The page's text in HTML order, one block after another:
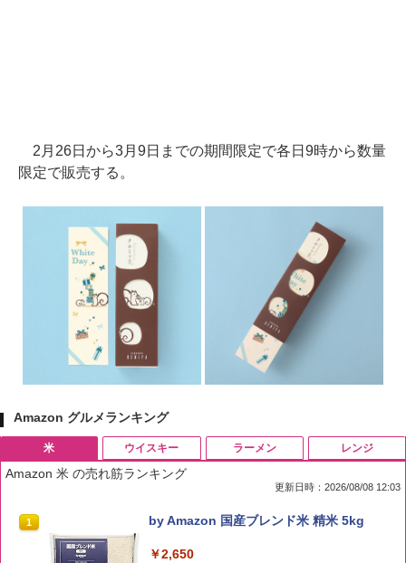
2月26日から3月9日までの期間限定で各日9時から数量
限定で販売する。
Amazon グルメランキング
米
Amazon 米 の売れ筋ランキング
更新日時：2026/08/08 12:03
1 by Amazon 国産ブレンド米 精米 5kg
￥2,650
ウイスキー ラーメン レンジ